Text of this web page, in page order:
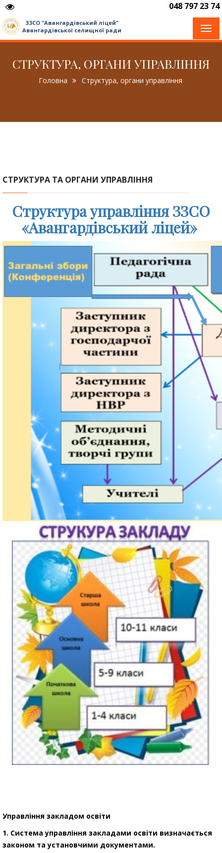
048 797 23 74
ЗЗСО "Авангардівський ліцей"
Авангардівської селищної ради
СТРУКТУРА, ОРГАНИ УПРАВЛІННЯ
Головна Структура, органи управління
СТРУКТУРА ТА ОРГАНИ УПРАВЛІННЯ
Структура управління ЗЗСО
«Авангардівський ліцей»
Управління закладом освіти
1. Система управління закладами освіти визначається
законом та установчими документами.